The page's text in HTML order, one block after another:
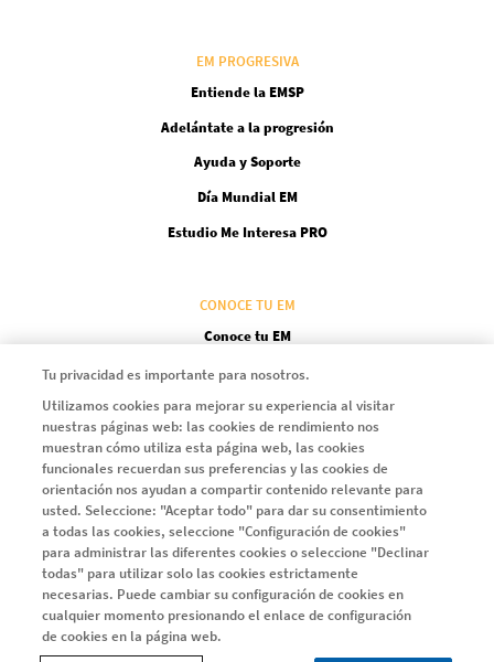
EM PROGRESIVA
Entiende la EMSP
Adelántate a la progresión
Ayuda y Soporte
Día Mundial EM
Estudio Me Interesa PRO
CONOCE TU EM
Conoce tu EM
Encuentra el equilibrio entre las necesidades del tratamiento
Una alta eficacia, de forma temprana
Fijarse objetivos en la EM
Defiéndete a ti mismo
SERIE EMMA
Serie EMMA
Capítulo 1
Tu privacidad es importante para nosotros.
Utilizamos cookies para mejorar su experiencia al visitar
nuestras páginas web: las cookies de rendimiento nos
muestran cómo utiliza esta página web, las cookies
funcionales recuerdan sus preferencias y las cookies de
orientación nos ayudan a compartir contenido relevante para
usted. Seleccione: "Aceptar todo" para dar su consentimiento
a todas las cookies, seleccione "Configuración de cookies"
para administrar las diferentes cookies o seleccione "Declinar
todas" para utilizar solo las cookies estrictamente
necesarias. Puede cambiar su configuración de cookies en
cualquier momento presionando el enlace de configuración
de cookies en la página web.